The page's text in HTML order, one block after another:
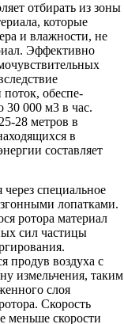
отбирать из зоны
которые
и влажности, не
Эффективно
обеспе-
30 000 м3 в час.
28 метров в
в
составляет
специальное
лопатками.
ротора материал
сил частицы
продув воздуха с
измельчения, таким
слоя
Скорость
меньше скорости